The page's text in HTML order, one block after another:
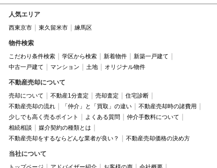
人気エリア
西東京市 東久留米市 練馬区
物件検索
こだわり条件検索 学区から検索 新着物件
新築一戸建て
中古一戸建て
マンション 土地 オリジナル物件
不動産売却について
売却について 不動産1分査定 売却査定
住宅診断
不動産売却の流れ
「仲介」と「買取」の違い
不動産売却時の諸費用
少しでも高く売るポイント
よくある質問
仲介手数料について
相続相談
媒介契約の種類とは
不動産売却をするならどんな業者が良い？
不動産売却価格の決め方
当社について